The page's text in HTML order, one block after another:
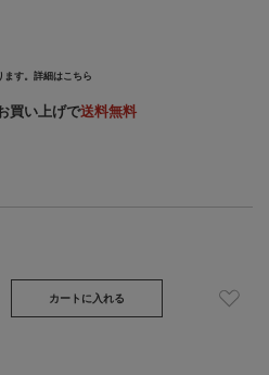
す。 詳細はこちら
買い上げで送料無料
カートに入れる